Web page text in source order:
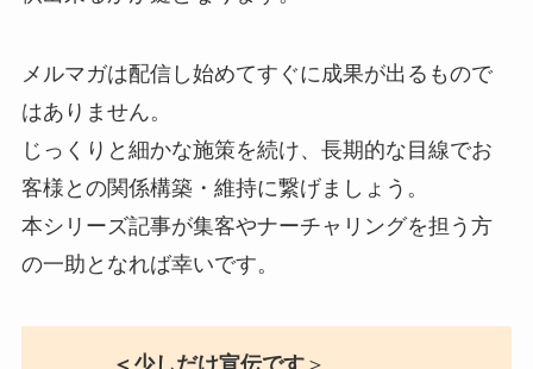
メルマガは配信し始めてすぐに成果が出るもので
はありません。
じっくりと細かな施策を続け、長期的な目線でお
客様との関係構築・維持に繋げましょう。
本シリーズ記事が集客やナーチャリングを担う方
の一助となれば幸いです。